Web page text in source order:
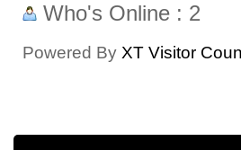
Who's Online : 2
Powered By XT Visitor